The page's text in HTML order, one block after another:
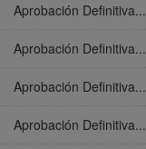
Aprobación Definitiva...
Aprobación Definitiva...
Aprobación Definitiva...
Aprobación Definitiva...